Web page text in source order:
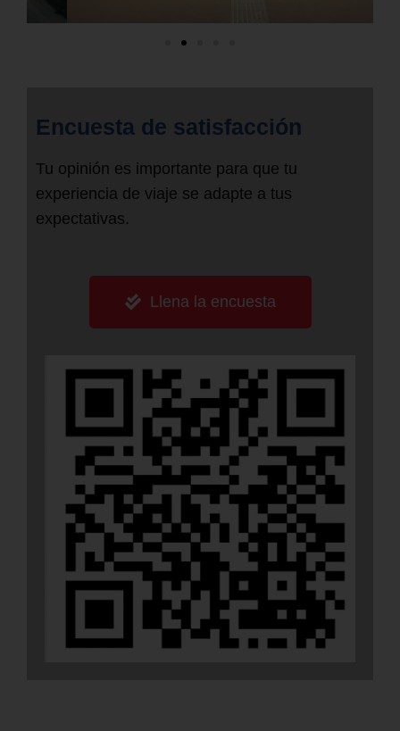
Encuesta de satisfacción
Tu opinión es importante para que tu
experiencia de viaje se adapte a tus
expectativas.
Llena la encuesta